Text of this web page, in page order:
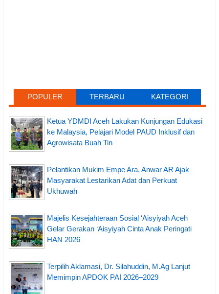
POPULER TERBARU KATEGORI
Ketua YDMDI Aceh Lakukan Kunjungan Edukasi
ke Malaysia, Pelajari Model PAUD Inklusif dan
Agrowisata Buah Tin
Pelantikan Mukim Empe Ara, Anwar AR Ajak
Masyarakat Lestarikan Adat dan Perkuat
Ukhuwah
Majelis Kesejahteraan Sosial ‘Aisyiyah Aceh
Gelar Gerakan ‘Aisyiyah Cinta Anak Peringati
HAN 2026
Terpilih Aklamasi, Dr. Silahuddin, M.Ag Lanjut
Memimpin APDOK PAI 2026–2029